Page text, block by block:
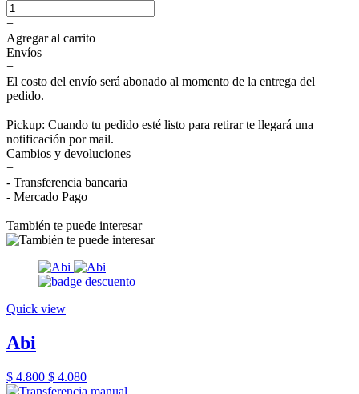
+
Agregar al carrito
Envíos
+
El costo del envío será abonado al momento de la entrega del
pedido.
Pickup: Cuando tu pedido esté listo para retirar te llegará una
notificación por mail.
Cambios y devoluciones
+
- Transferencia bancaria
- Mercado Pago
También te puede interesar
Quick view
Abi
$ 4.800 $ 4.080